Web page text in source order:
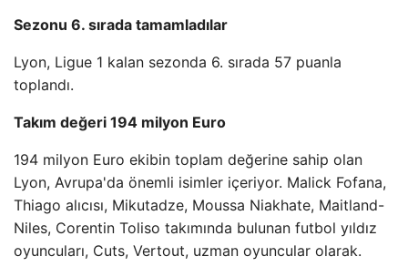
Sezonu 6. sırada tamamladılar
Lyon, Ligue 1 kalan sezonda 6. sırada 57 puanla
toplandı.
Takım değeri 194 milyon Euro
194 milyon Euro ekibin toplam değerine sahip olan
Lyon, Avrupa'da önemli isimler içeriyor. Malick Fofana,
Thiago alıcısı, Mikutadze, Moussa Niakhate, Maitland-
Niles, Corentin Toliso takımında bulunan futbol yıldız
oyuncuları, Cuts, Vertout, uzman oyuncular olarak.